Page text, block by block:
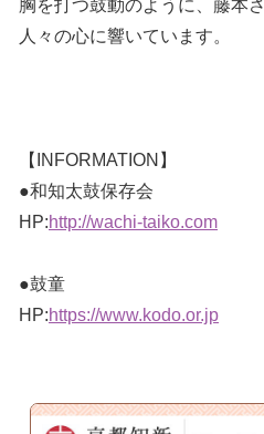
胸を打つ鼓動のように、藤本
人々の心に響いています。
【INFORMATION】
●和知太鼓保存会
HP:http://wachi-taiko.com
●鼓童
HP:https://www.kodo.or.jp